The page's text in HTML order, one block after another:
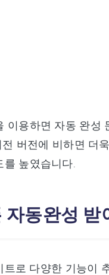
이용하면 자동 완성
버전에 비하면 더
높였습니다.
자동완성 받
트로 다양한 기능이